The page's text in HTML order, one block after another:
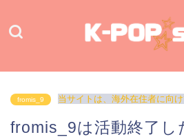
fromis_9 当サイトは、海外在住者に向
fromis_9は活動終了し